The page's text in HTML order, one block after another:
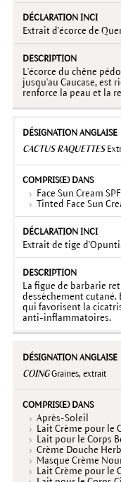
Extrait d'écorce de
L'écorce du chêne
jusqu'au Caucase, est
renforce la peau et la
CACTUS RAQUETTES
Face Sun Cream
Tinted Face Sun
Extrait de tige
La figue de barbarie
dessèchement
qui favorisent la
anti-inflammatoires.
COINGGraines, extrait
Après-Soleil
Lait Crème pour le
Lait pour le Corps
Crème Douche
Masque Crème
Lait Crème pour le